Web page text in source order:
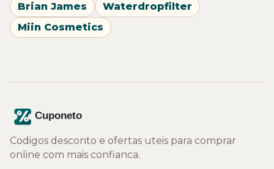
Brian James
Waterdropfilter
Miin Cosmetics
Codigos desconto e ofertas uteis para comprar
online com mais confianca.